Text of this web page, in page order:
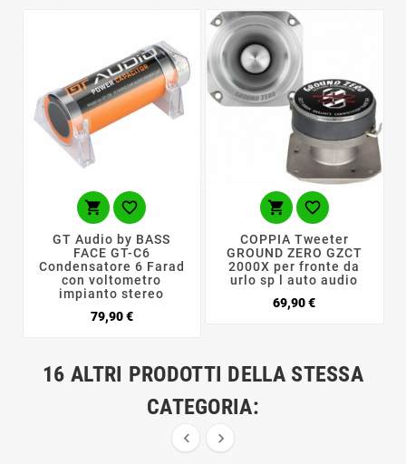
 
GT Audio by BASS
FACE GT-C6
Condensatore 6 Farad
con voltometro
impianto stereo
79,90 €Prezzo
 
COPPIA Tweeter
GROUND ZERO GZCT
2000X per fronte da
urlo sp l auto audio
69,90 €Prezzo
16 ALTRI PRODOTTI DELLA STESSA
CATEGORIA:
 